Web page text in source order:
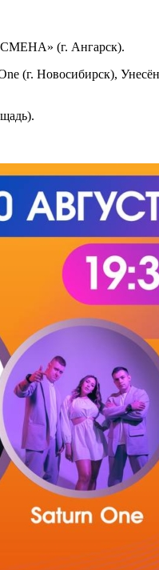
(г. Ангарск).
(г. Новосибирск),